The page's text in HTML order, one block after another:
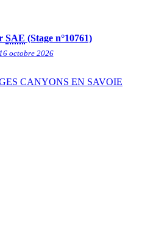
SAE (Stage n°10761)
octobre 2026